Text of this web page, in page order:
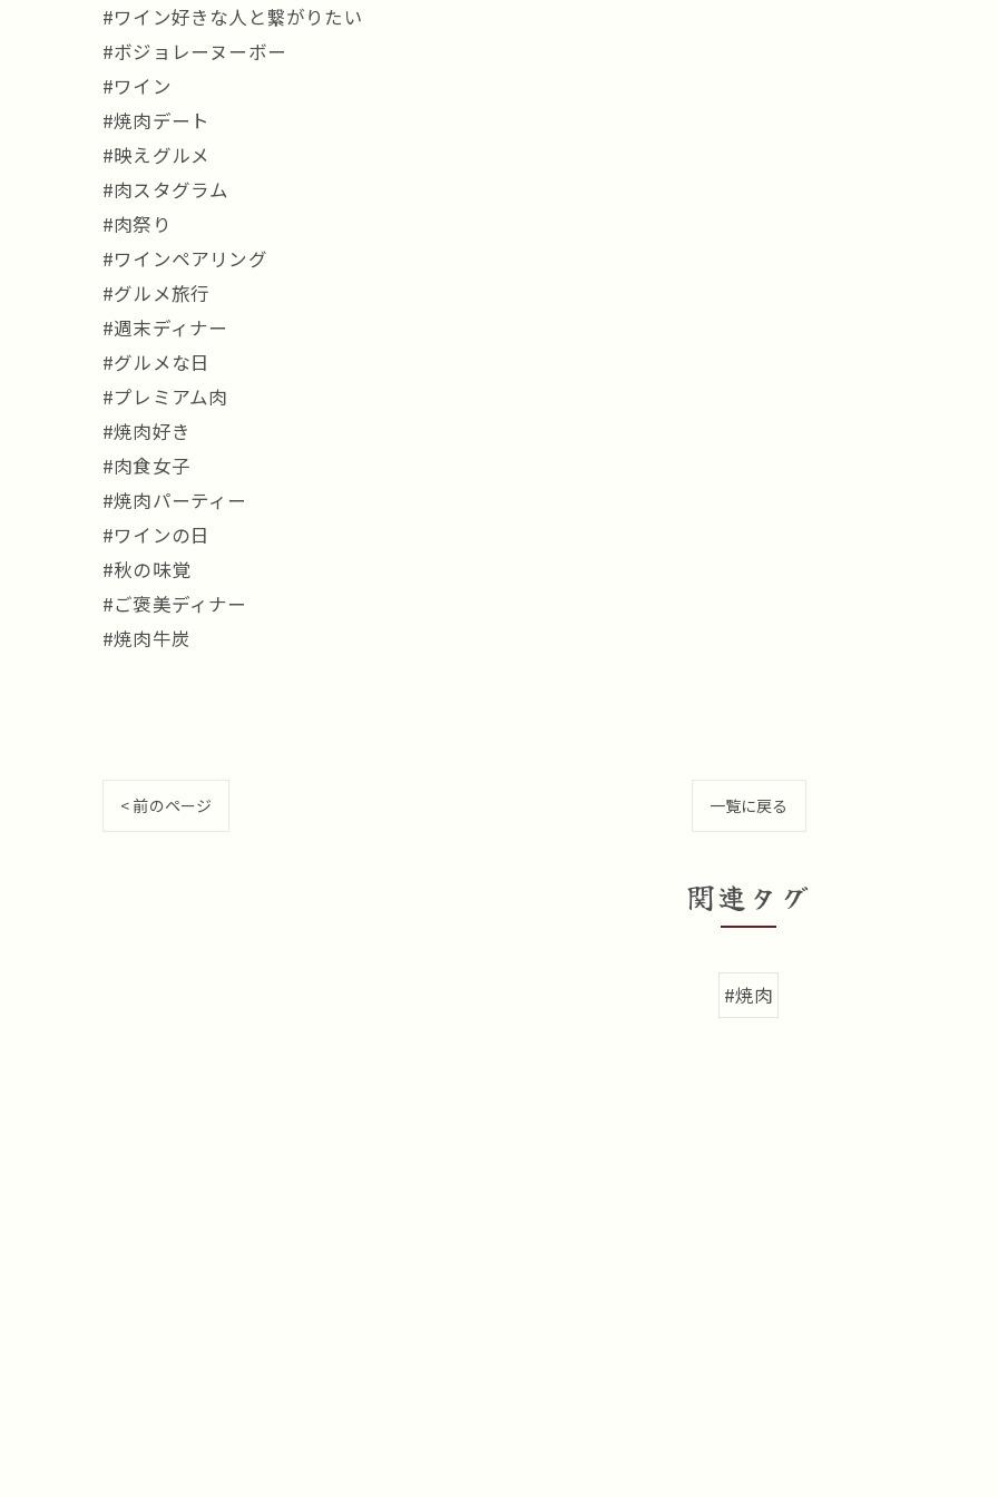
#ワイン好きな人と繋がりたい
#ボジョレーヌーボー
#ワイン
#焼肉デート
#映えグルメ
#肉スタグラム
#肉祭り
#ワインペアリング
#グルメ旅行
#週末ディナー
#グルメな日
#プレミアム肉
#焼肉好き
#肉食女子
#焼肉パーティー
#ワインの日
#秋の味覚
#ご褒美ディナー
#焼肉牛炭
< 前のページ 一覧に戻る
関連タグ
#焼肉